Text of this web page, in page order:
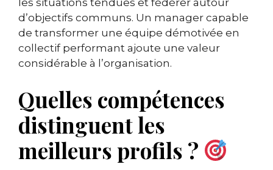
les situations tendues et fédérer autour
d’objectifs communs. Un manager capable
de transformer une équipe démotivée en
collectif performant ajoute une valeur
considérable à l’organisation.
Quelles compétences
distinguent les
meilleurs profils ?